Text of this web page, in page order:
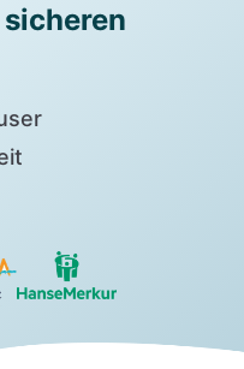
sicheren